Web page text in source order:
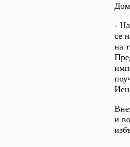
-
се
на
Иен
и